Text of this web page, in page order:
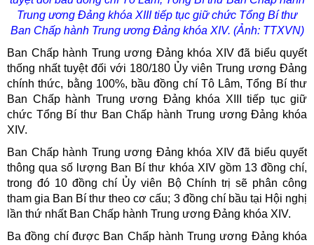
Trung ương Đảng khóa XIII tiếp tục giữ chức Tổng Bí thư
Ban Chấp hành Trung ương Đảng khóa XIV. (Ảnh: TTXVN)
Ban Chấp hành Trung ương Đảng khóa XIV đã biểu quyết
thống nhất tuyệt đối với 180/180 Ủy viên Trung ương Đảng
chính thức, bằng 100%, bầu đồng chí Tô Lâm, Tổng Bí thư
Ban Chấp hành Trung ương Đảng khóa XIII tiếp tục giữ
chức Tổng Bí thư Ban Chấp hành Trung ương Đảng khóa
XIV.
Ban Chấp hành Trung ương Đảng khóa XIV đã biểu quyết
thông qua số lượng Ban Bí thư khóa XIV gồm 13 đồng chí,
trong đó 10 đồng chí Ủy viên Bộ Chính trị sẽ phân công
tham gia Ban Bí thư theo cơ cấu; 3 đồng chí bầu tại Hội nghị
lần thứ nhất Ban Chấp hành Trung ương Đảng khóa XIV.
Ba đồng chí được Ban Chấp hành Trung ương Đảng khóa